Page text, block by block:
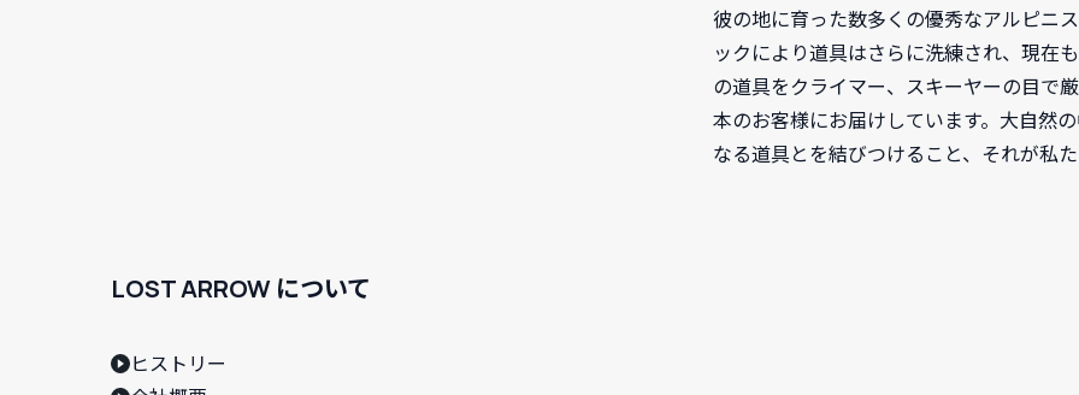
彼の地に育った数多くの優秀なアルピニ
ックにより道具はさらに洗練され、現在
の道具をクライマー、スキーヤーの目で
本のお客様にお届けしています。大自然
なる道具とを結びつけること、それが私
LOST ARROW について
ヒストリー